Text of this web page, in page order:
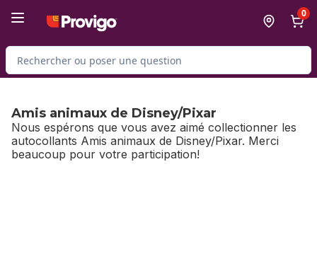
0
Rechercher des produits
Amis animaux de Disney/Pixar
Nous espérons que vous avez aimé collectionner les
autocollants Amis animaux de Disney/Pixar. Merci
beaucoup pour votre participation!